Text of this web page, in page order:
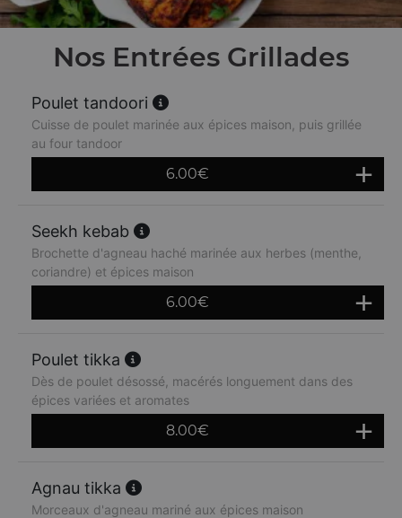
Nos Entrées Grillades
Poulet tandoori
Cuisse de poulet marinée aux épices maison, puis grillée
au four tandoor
6.00€
Seekh kebab
Brochette d'agneau haché marinée aux herbes (menthe,
coriandre) et épices maison
6.00€
Poulet tikka
Dès de poulet désossé, macérés longuement dans des
épices variées et aromates
8.00€
Agnau tikka
Morceaux d'agneau mariné aux épices maison